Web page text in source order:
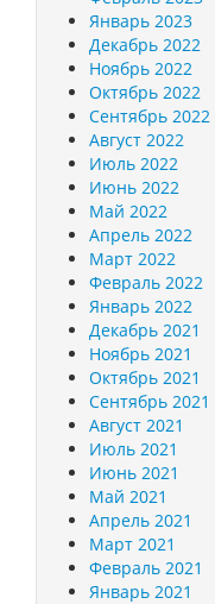
Январь 2023
Декабрь 2022
Ноябрь 2022
Октябрь 2022
Сентябрь 2022
Август 2022
Июль 2022
Июнь 2022
Май 2022
Апрель 2022
Март 2022
Февраль 2022
Январь 2022
Декабрь 2021
Ноябрь 2021
Октябрь 2021
Сентябрь 2021
Август 2021
Июль 2021
Июнь 2021
Май 2021
Апрель 2021
Март 2021
Февраль 2021
Январь 2021